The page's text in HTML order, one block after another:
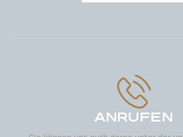
ANRUFEN